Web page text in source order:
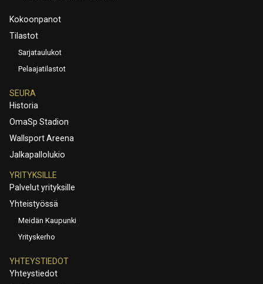
Kokoonpanot
Tilastot
Sarjataulukot
Pelaajatilastot
SEURA
Historia
OmaSp Stadion
Wallsport Areena
Jalkapallolukio
YRITYKSILLE
Palvelut yrityksille
Yhteistyössä
Meidän Kaupunki
Yrityskerho
YHTEYSTIEDOT
Yhteystiedot